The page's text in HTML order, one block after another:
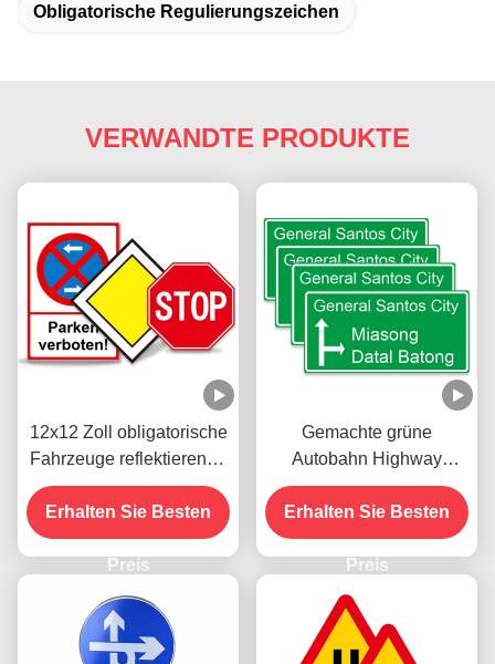
Obligatorische Regulierungszeichen
VERWANDTE PRODUKTE
12x12 Zoll obligatorische
Fahrzeuge reflektierende
Verkehrsschilder Halt für
die Straße
Erhalten Sie Besten
Preis
Gemachte grüne
Autobahn Highway
Signal Symbole Verkehr
Hauptstraßenschilder
Erhalten Sie Besten
Preis